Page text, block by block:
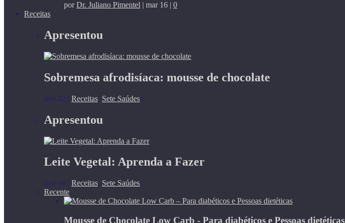
porDr. Juliano Pimentel | mar 16 | 0
Receitas
Apresentou
Sobremesa afrodisíaca: mousse de chocolate
nov 22 | Receitas, Sete Saúdes |
Apresentou
Leite Vegetal: Aprenda a Fazer
mar 30 | Receitas, Sete Saúdes |
Recente
Mousse de Chocolate Low Carb - Para diabéticos e Pessoas dietéticas